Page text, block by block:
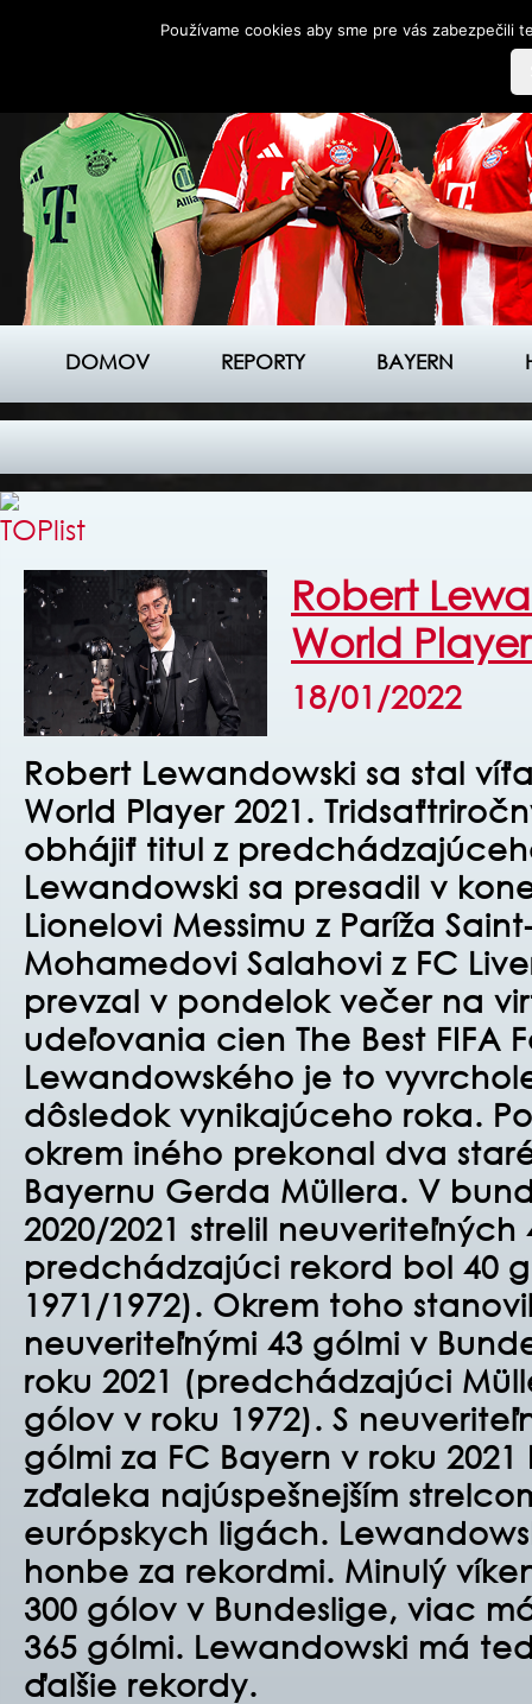
DOMOV REPORTY BAYERN
Robert
World
18/01/2022
Robert Lewandowski sa stal
World Player 2021.
obhájiť titul z
Lewandowski sa presadil v
Lionelovi Messimu z Paríža
Mohamedovi Salahovi z FC
prevzal v pondelok večer na
udeľovania cien The Best FIFA
Lewandowského je to
dôsledok vynikajúceho roka.
okrem iného prekonal dva
Bayernu Gerda Müllera. V
2020/2021 strelil
predchádzajúci rekord bol 40
1971/1972). Okrem toho
neuveriteľnými 43 gólmi v
roku 2021 (predchádzajúci
gólov v roku 1972). S
gólmi za FC Bayern v roku
zďaleka najúspešnejším
európskych ligách.
honbe za rekordmi. Minulý
300 gólov v Bundeslige, viac
365 gólmi. Lewandowski má
ďalšie rekordy.
Používame cookies aby sme pre vás zabezpečili